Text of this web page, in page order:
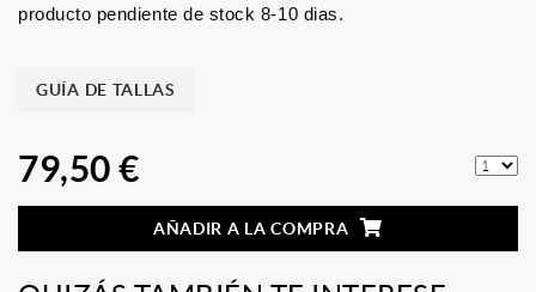
producto pendiente de stock 8-10 dias.
GUÍA DE TALLAS
79,50 €
AÑADIR A LA COMPRA